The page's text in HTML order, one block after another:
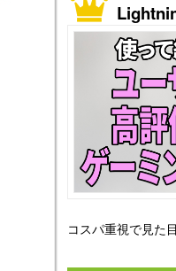
コスパ重視で見た